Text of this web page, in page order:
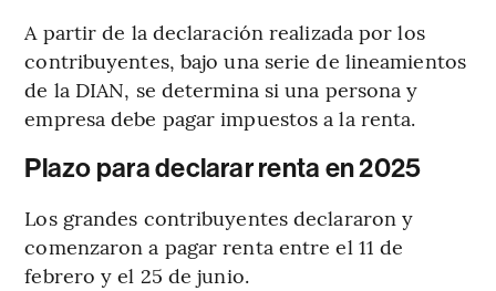
A partir de la declaración realizada por los
contribuyentes, bajo una serie de lineamientos
de la DIAN, se determina si una persona y
empresa debe pagar impuestos a la renta.
Plazo para declarar renta en 2025
Los grandes contribuyentes declararon y
comenzaron a pagar renta entre el 11 de
febrero y el 25 de junio.